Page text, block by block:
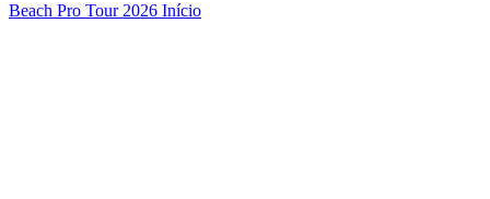
Beach Pro Tour 2026 Início